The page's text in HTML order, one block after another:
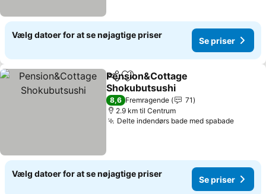
Vælg datoer for at se nøjagtige priser
Se priser
Del Føj til favoritter
Pension&Cottage
Shokubutsushi
8,6 Fremragende
71
2.9 km til Centrum
Delte indendørs bade med spabade
Vælg datoer for at se nøjagtige priser
Se priser